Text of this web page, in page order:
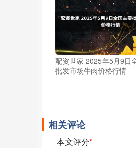
配资世家 2025年5月9日
批发市场牛肉价格行情
相关评论
本文评分*